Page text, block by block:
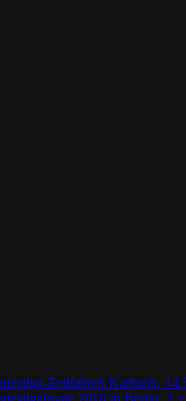
Zeitfahren Karbach,